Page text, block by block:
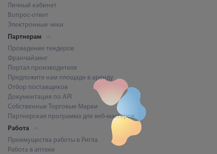
Личный кабинет
Вопрос-ответ
Электронные чеки
Партнерам
Проведение тендеров
Франчайзинг
Портал производителя
Предложите нам площади в аренду
Отбор поставщиков
Документация по API
Собственные Торговые Марки
Партнерская программа для веб-мастеров
Работа
Преимущества работы в Ригла
Работа в аптеке